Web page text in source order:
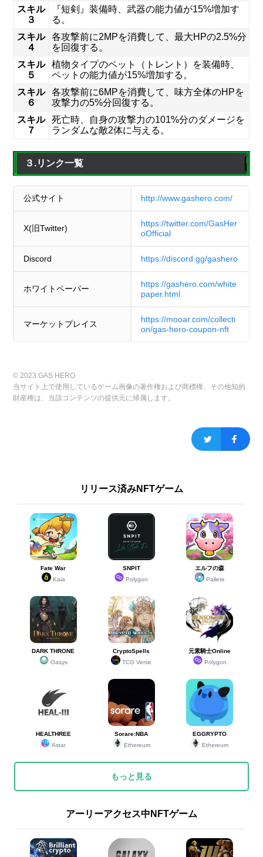
スキル
３
『短剣』装備時、武器の能力値が15%増加す
る。
スキル
４
各攻撃前に2MPを消費して、最大HPの2.5%分
を回復する。
スキル
５
植物タイプのペット（トレント）を装備時、
ペットの能力値が15%増加する。
スキル
６
各攻撃前に6MPを消費して、味方全体のHPを
攻撃力の5%分回復する。
スキル
７
死亡時、自身の攻撃力の101%分のダメージを
ランダムな敵2体に与える。
３.リンク一覧
公式サイト http://www.gashero.com/
X(旧Twitter)
https://twitter.com/GasHer
oOfficial
Discord https://discord.gg/gashero
ホワイトペーパー
https://gashero.com/white
paper.html
マーケットプレイス
https://mooar.com/collecti
on/gas-hero-coupon-nft
© 2023 GAS HERO
当サイト上で使用しているゲーム画像の著作権および商標権、その他知的
財産権は、当該コンテンツの提供元に帰属します。
リリース済みNFTゲーム
Fate War
Kaia
SNPIT
Polygon
エルフの森
Pallete
DARK THRONE
Oasys
CryptoSpells
TCG Verse
元素騎士Online
Polygon
HEALTHREE
Astar
Sorare:NBA
Ethereum
EGGRYPTO
Ethereum
もっと見る
アーリーアクセス中NFTゲーム